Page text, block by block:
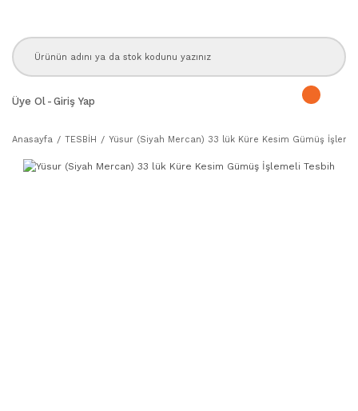
Üye Ol - Giriş Yap
Anasayfa TESBİH Yüsur (Siyah Mercan) 33 lük Küre Kesim Gümüş